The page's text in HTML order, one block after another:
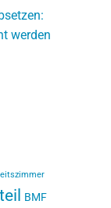
werden
BMF